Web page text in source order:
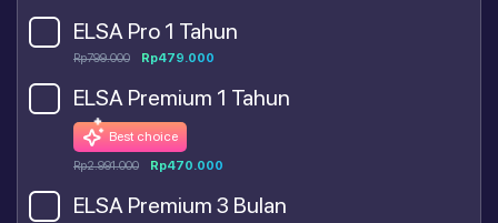
ELSA Pro 1 Tahun
Rp799.000 Rp479.000
ELSA Premium 1 Tahun
Best choice
Rp2.991.000 Rp470.000
ELSA Premium 3 Bulan